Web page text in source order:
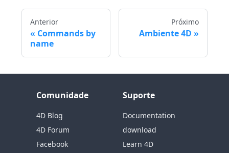
Anterior
Commands by
name
Próximo
Ambiente 4D
Comunidade
4D Blog
4D Forum
Facebook
Suporte
Documentation
download
Learn 4D